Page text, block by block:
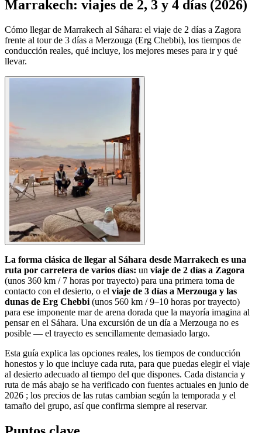
Marrakech: viajes de 2, 3 y 4 días (2026)
Cómo llegar de Marrakech al Sáhara: el viaje de 2 días a Zagora
frente al tour de 3 días a Merzouga (Erg Chebbi), los tiempos de
conducción reales, qué incluye, los mejores meses para ir y qué
llevar.
La forma clásica de llegar al Sáhara desde Marrakech es una
ruta por carretera de varios días: un viaje de 2 días a Zagora
(unos 360 km / 7 horas por trayecto) para una primera toma de
contacto con el desierto, o el viaje de 3 días a Merzouga y las
dunas de Erg Chebbi (unos 560 km / 9–10 horas por trayecto)
para ese imponente mar de arena dorada que la mayoría imagina al
pensar en el Sáhara. Una excursión de un día a Merzouga no es
posible — el trayecto es sencillamente demasiado largo.
Esta guía explica las opciones reales, los tiempos de conducción
honestos y lo que incluye cada ruta, para que puedas elegir el viaje
al desierto adecuado al tiempo del que dispones. Cada distancia y
ruta de más abajo se ha verificado con fuentes actuales en junio de
2026 ; los precios de las rutas cambian según la temporada y el
tamaño del grupo, así que confirma siempre al reservar.